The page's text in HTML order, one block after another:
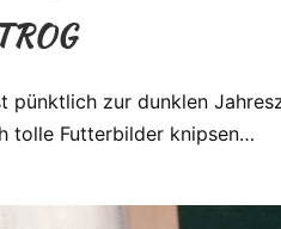
pünktlich zur dunklen
tolle Futterbilder knipsen…